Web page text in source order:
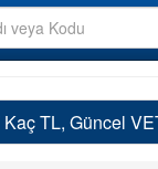
TL, Güncel